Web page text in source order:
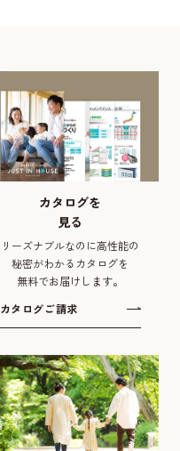
カタログを
見る
リーズナブルなのに高性能の
秘密がわかるカタログを
無料でお届けします。
カタログご請求